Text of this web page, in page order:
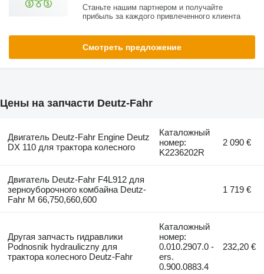
Станьте нашим партнером и получайте
прибыль за каждого привлеченного клиента
Смотреть предложение
Цены на запчасти Deutz-Fahr
Двигатель Deutz-Fahr Engine Deutz
DX 110 для трактора колесного
Каталожный
номер:
K2236202R
2 090 €
Двигатель Deutz-Fahr F4L912 для
зерноуборочного комбайна Deutz-
Fahr M 66,750,660,600
1 719 €
Другая запчасть гидравлики
Podnosnik hydrauliczny для
трактора колесного Deutz-Fahr
Каталожный
номер:
0.010.2907.0 -
ers.
0.900.0883.4
232,20 €